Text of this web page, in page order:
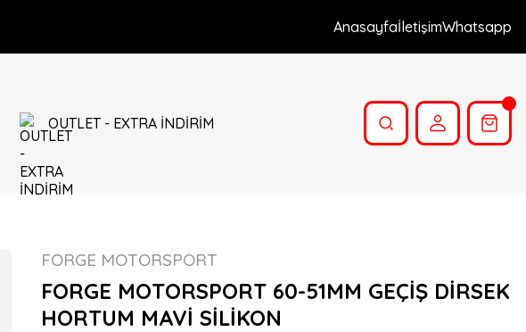
AnasayfaİletişimWhatsapp
OUTLET - EXTRA İNDİRİM
FORGE MOTORSPORT
FORGE MOTORSPORT 60-51MM GEÇİŞ DİRSEK
HORTUM MAVİ SİLİKON